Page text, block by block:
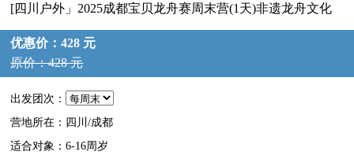
[四川户外」2025成都宝贝龙舟赛周末营(1天)非遗龙舟文化
优惠价：428 元
原价：428 元
出发团次：
营地所在：四川/成都
适合对象：6-16周岁